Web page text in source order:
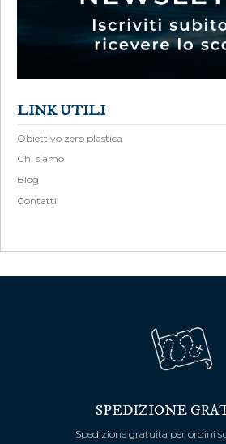
LINK UTILI
Obiettivo zero plastica
Chi siamo
Blog
Contatti
SPEDIZIONE
Spedizione gratuita per ordini